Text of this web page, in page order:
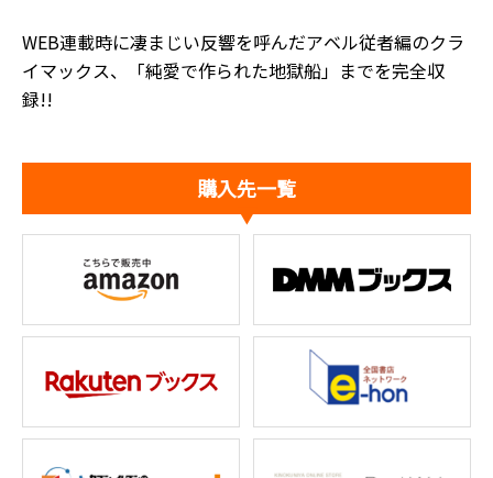
WEB連載時に凄まじい反響を呼んだアベル従者編のクラ
イマックス、「純愛で作られた地獄船」までを完全収
録!!
購入先一覧